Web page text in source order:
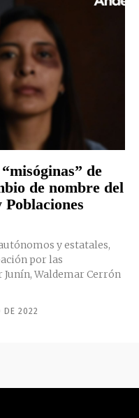
de
de nombre del
y estatales,
por las
Waldemar Cerrón
DE 2022